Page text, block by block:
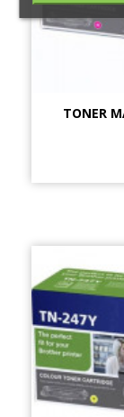
TONER